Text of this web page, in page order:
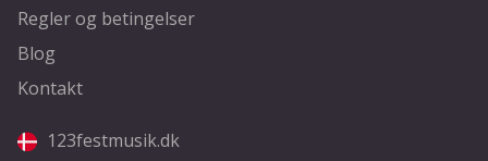
Regler og betingelser
Blog
Kontakt
123festmusik.dk